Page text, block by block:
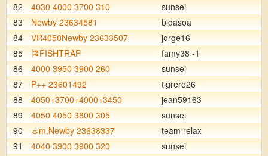
82
4030 4000 3700 310
sunsei
83
Newby 23634581
bidasoa
84
VR4050Newby 23633507
jorge16
85
🎏FISHTRAP
famy38 -1
86
4000 3950 3900 260
sunsei
87
P++ 23601492
tigrero26
88
4050+3700+4000+3450
jean59163
89
4050 4050 3800 305
sunsei
90
☼m.Newby 23638337
team relax
91
4040 3900 3900 320
sunsei